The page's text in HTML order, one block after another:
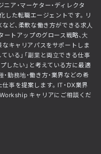
ア・マーケター・ディレクタ
した転職エージェントです。リ
ど、柔軟な働き方ができる求人
ートアップのグロース戦略、大
なキャリアパスをサポートしま
いる」「副業と両立できる仕事
したい」と考えている方に最適
勤務地・働き方・業界などの希
事を提案します。IT・DX業界
キャリアにご相談くだ